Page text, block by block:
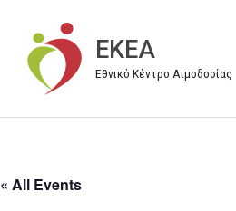
περιεχόμενο
EKEA
Εθνικό Κέντρο Αιμοδοσίας
« All Events